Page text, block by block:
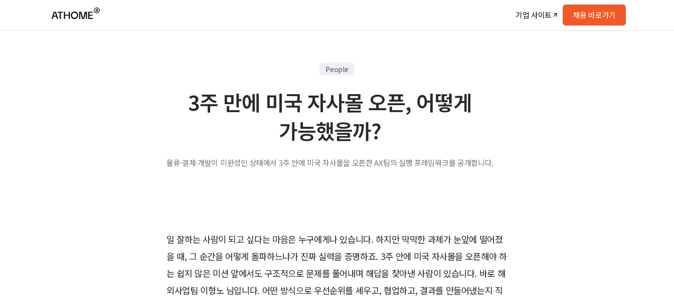
기업 사이트 채용 바로가기
People
3주 만에 미국 자사몰 오픈, 어떻게
가능했을까?
물류·결제·개발이 미완성인 상태에서 3주 안에 미국 자사몰을 오픈한 AX팀의 실행 프레임워크를 공개합니다.
일 잘하는 사람이 되고 싶다는 마음은 누구에게나 있습니다. 하지만 막막한 과제가 눈앞에 떨어졌
을 때, 그 순간을 어떻게 돌파하느냐가 진짜 실력을 증명하죠. 3주 안에 미국 자사몰을 오픈해야 하
는 쉽지 않은 미션 앞에서도 구조적으로 문제를 풀어내며 해답을 찾아낸 사람이 있습니다. 바로 해
외사업팀 이형노 님입니다. 어떤 방식으로 우선순위를 세우고, 협업하고, 결과를 만들어냈는지 직